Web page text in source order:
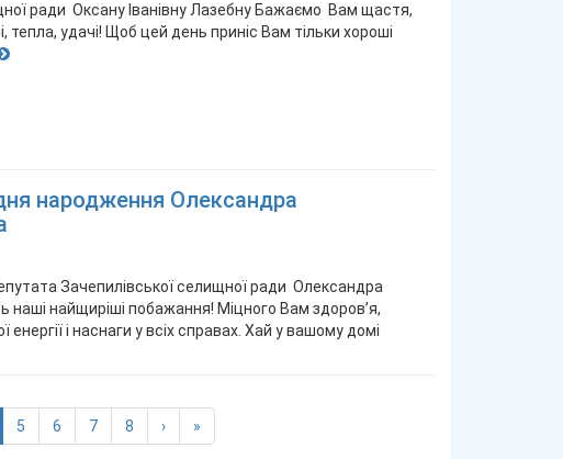
ради Оксану Іванівну Лазебну Бажаємо Вам щастя,
тепла, удачі! Щоб цей день приніс Вам тільки хороші
народження Олександра
Зачепилівської селищної ради Олександра
наші найщиріші побажання! Міцного Вам здоров’я,
і наснаги у всіх справах. Хай у вашому домі
5 6 7 8 › »